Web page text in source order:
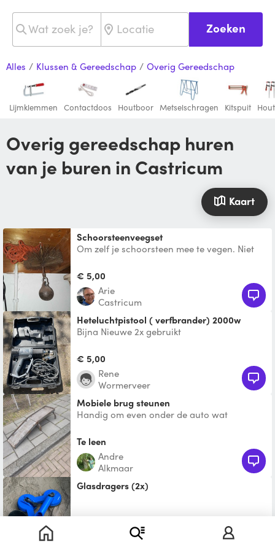
Zoeken
Alles / Klussen & Gereedschap / Overig Gereedschap
Lijmklemmen Contactdoos Houtboor Metselschragen Kitspuit
Overig gereedschap huren
van je buren in Castricum
Kaart
Schoorsteenveegset
Om zelf je schoorsteen mee te vegen. Niet
€ 5,00
Arie
Castricum
Heteluchtpistool ( verfbrander) 2000w
Bijna Nieuwe 2x gebruikt
€ 5,00
Rene
Wormerveer
Mobiele brug steunen
Handig om even onder de auto wat
iets dergelijks. Zijn enor
Te leen
Andre
Alkmaar
Glasdragers (2x)